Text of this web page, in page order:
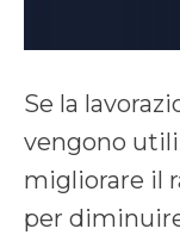
Se la
vengono
migliorare il
per